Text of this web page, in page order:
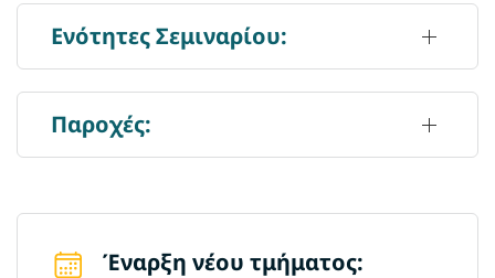
Ενότητες Σεμιναρίου:
Παροχές:
Έναρξη νέου τμήματος: